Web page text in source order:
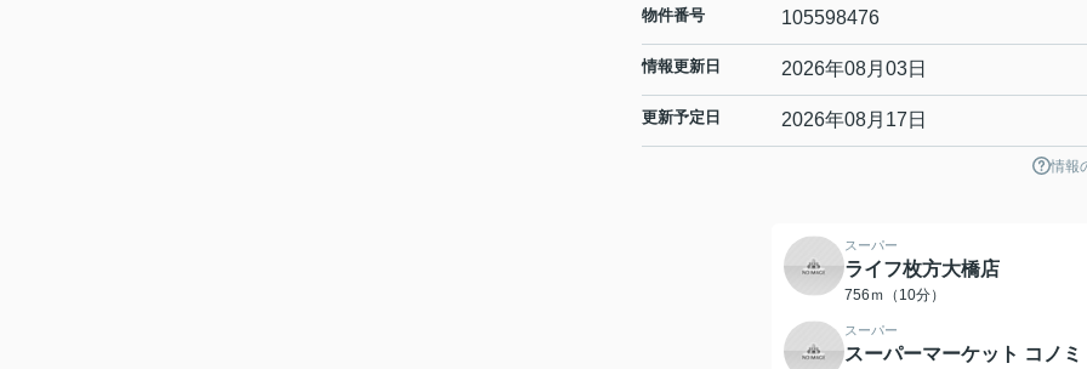
物件番号 105598476
情報更新日 2026年08月03日
更新予定日 2026年08月17日
情報
スーパー
ライフ枚方大橋店
756ｍ（10分）
スーパー
スーパーマーケット コノミ